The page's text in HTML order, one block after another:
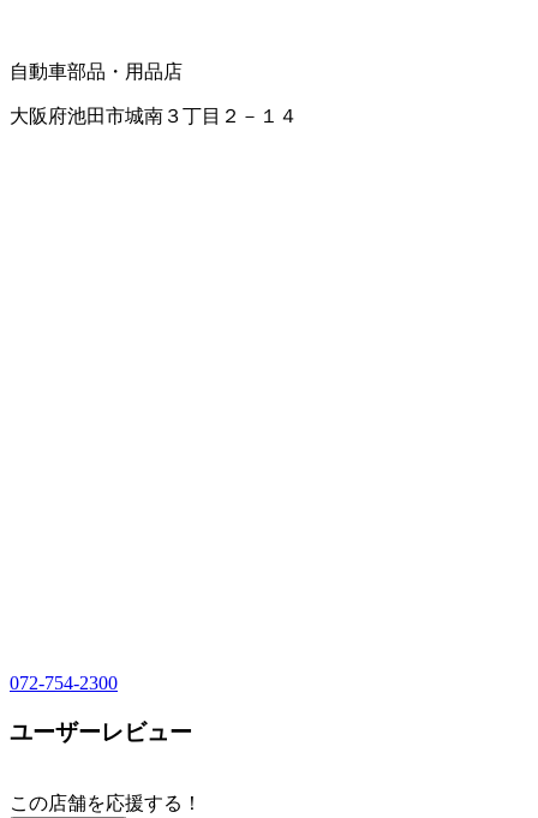
自動車部品・用品店
大阪府池田市城南３丁目２－１４
072-754-2300
ユーザーレビュー
この店舗を応援する！